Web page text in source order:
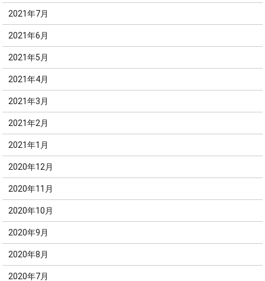
2021年7月
2021年6月
2021年5月
2021年4月
2021年3月
2021年2月
2021年1月
2020年12月
2020年11月
2020年10月
2020年9月
2020年8月
2020年7月